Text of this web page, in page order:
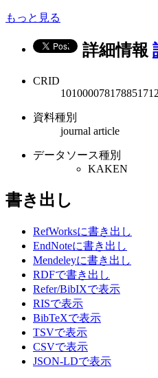
もっと見る
詳細情報
CRID
資料種別
journal article
データソース種別
KAKEN
書き出し
RefWorksに書き出し
EndNoteに書き出し
Mendeleyに書き出し
RDFで書き出し
Refer/BibIXで表示
RISで表示
BibTeXで表示
TSVで表示
CSVで表示
JSON-LDで表示